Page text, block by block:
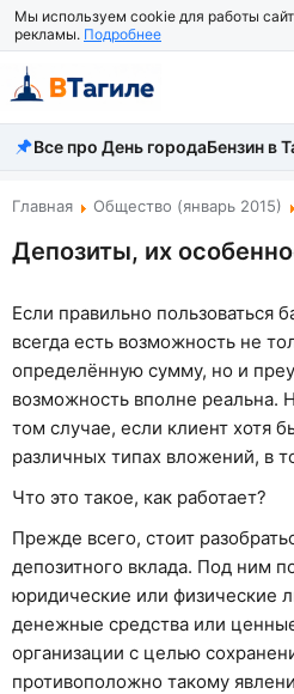
Мы используем cookie для работы
рекламы. Подробнее
Все новости
Происшествия
Город
Жизнь
Экономика
Рассказать новость
Все про День городаБензин в
Главная Общество (январь 2015)
Депозиты, их
Если правильно пользоваться
всегда есть возможность не
определённую сумму, но и
возможность вполне реальна.
том случае, если клиент хотя
различных типах вложений, в
Что это такое, как работает?
Прежде всего, стоит
депозитного вклада. Под ним
юридические или физические
денежные средства или
организации с целью
противоположно такому